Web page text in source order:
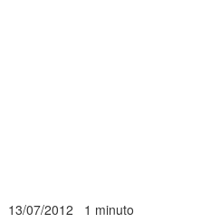
13/07/2012 1 minuto